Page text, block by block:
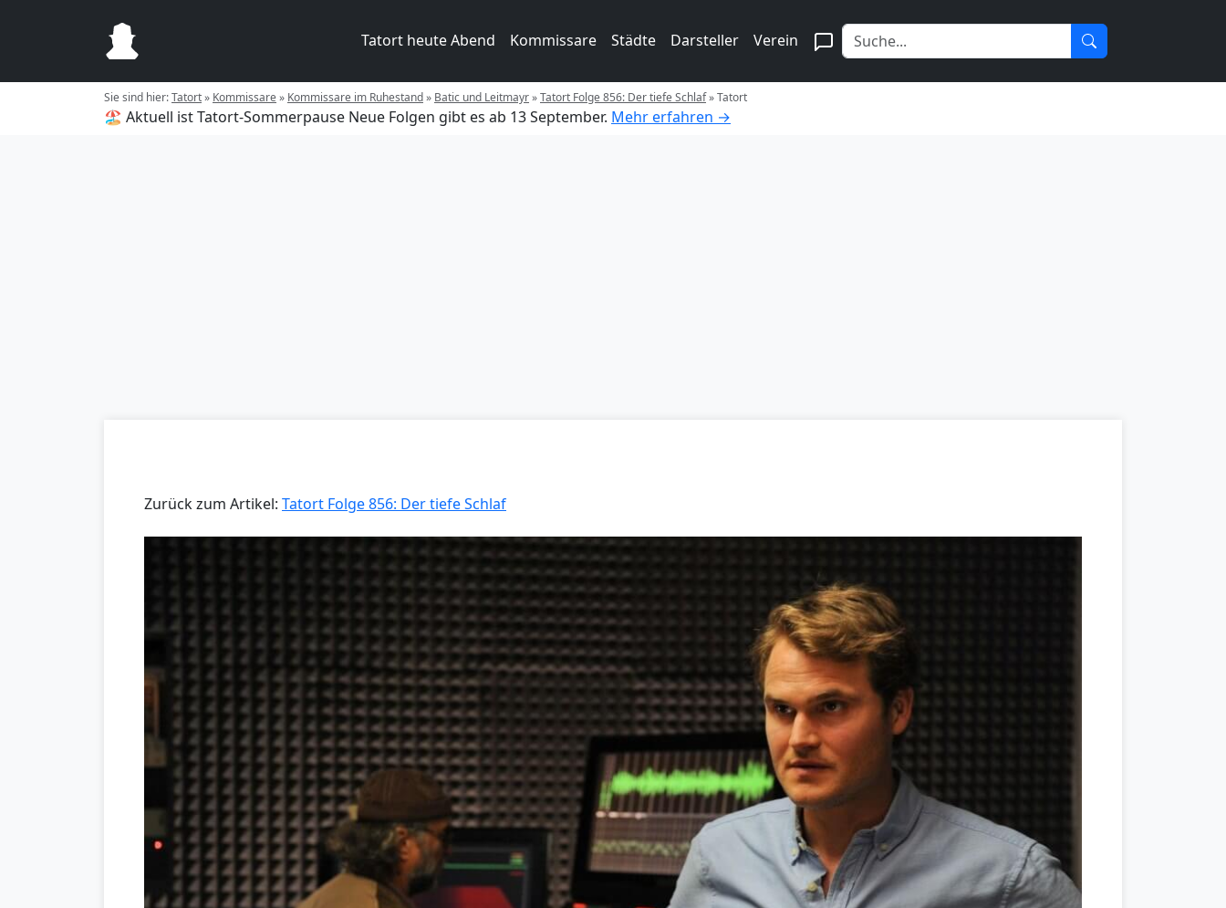
Tatort heute Abend Kommissare Städte Darsteller Verein
Sie sind hier:Tatort» Kommissare» Kommissare im Ruhestand» Batic und Leitmayr»Tatort Folge 856: Der tiefe Schlaf»Tatort
🏖️ Aktuell ist Tatort-Sommerpause Neue Folgen gibt es ab 13 September. Mehr erfahren →
Zurück zum Artikel: Tatort Folge 856: Der tiefe Schlaf